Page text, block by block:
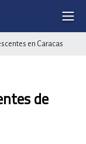
en Caracas
de